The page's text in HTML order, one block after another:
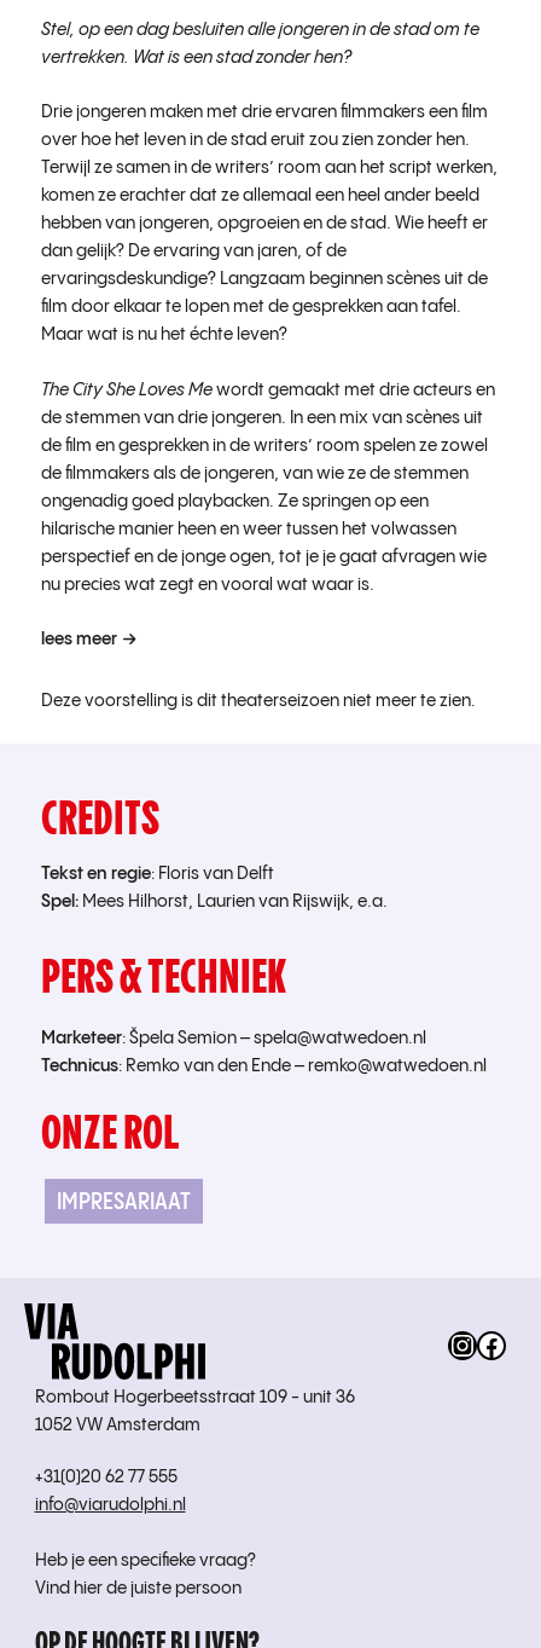
Stel, op een dag besluiten alle jongeren in de stad om te
vertrekken. Wat is een stad zonder hen?
Drie jongeren maken met drie ervaren filmmakers een film
over hoe het leven in de stad eruit zou zien zonder hen.
Terwijl ze samen in de writers’ room aan het script werken,
komen ze erachter dat ze allemaal een heel ander beeld
hebben van jongeren, opgroeien en de stad. Wie heeft er
dan gelijk? De ervaring van jaren, of de
ervaringsdeskundige? Langzaam beginnen scènes uit de
film door elkaar te lopen met de gesprekken aan tafel.
Maar wat is nu het échte leven?
The City She Loves Me wordt gemaakt met drie acteurs en
de stemmen van drie jongeren. In een mix van scènes uit
de film en gesprekken in de writers’ room spelen ze zowel
de filmmakers als de jongeren, van wie ze de stemmen
ongenadig goed playbacken. Ze springen op een
hilarische manier heen en weer tussen het volwassen
perspectief en de jonge ogen, tot je je gaat afvragen wie
nu precies wat zegt en vooral wat waar is.
lees meer
Deze voorstelling is dit theaterseizoen niet meer te zien.
CREDITS
Tekst en regie: Floris van Delft
Spel:Mees Hilhorst, Laurien van Rijswijk, e.a.
PERS & TECHNIEK
Marketeer:Špela Semion – spela@watwedoen.nl
Technicus: Remko van den Ende – remko@watwedoen.nl
ONZE ROL
IMPRESARIAAT
Rombout Hogerbeetsstraat 109 - unit 36
1052 VW Amsterdam
+31(0)20 62 77 555
info@viarudolphi.nl
Heb je een specifieke vraag?
Vind hier de juiste persoon